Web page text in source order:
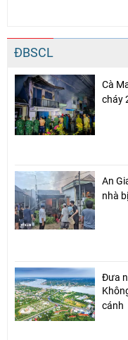
ĐBSCL
Cà
cháy
An
nhà
Đưa
cánh